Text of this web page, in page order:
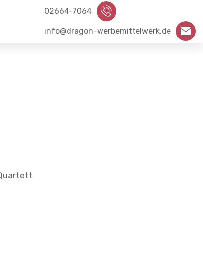
02664-7064
info@dragon-werbemittelwerk.de